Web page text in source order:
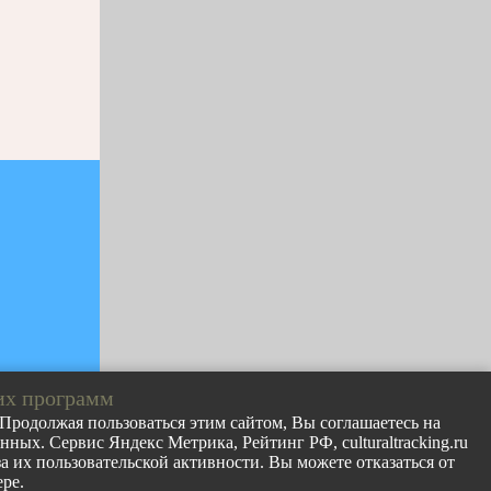
программ
пользоваться этим сайтом, Вы соглашаетесь на
Сервис Яндекс Метрика, Рейтинг РФ, culturaltracking.ru
пользовательской активности. Вы можете отказаться от
с сайта